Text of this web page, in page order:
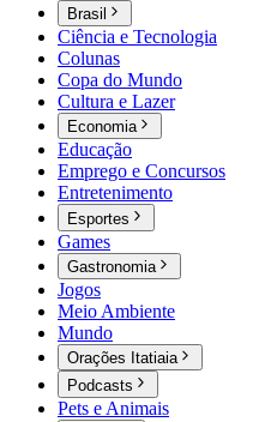
Brasil
Ciência e Tecnologia
Colunas
Copa do Mundo
Cultura e Lazer
Economia
Educação
Emprego e Concursos
Entretenimento
Esportes
Games
Gastronomia
Jogos
Meio Ambiente
Mundo
Orações Itatiaia
Podcasts
Pets e Animais